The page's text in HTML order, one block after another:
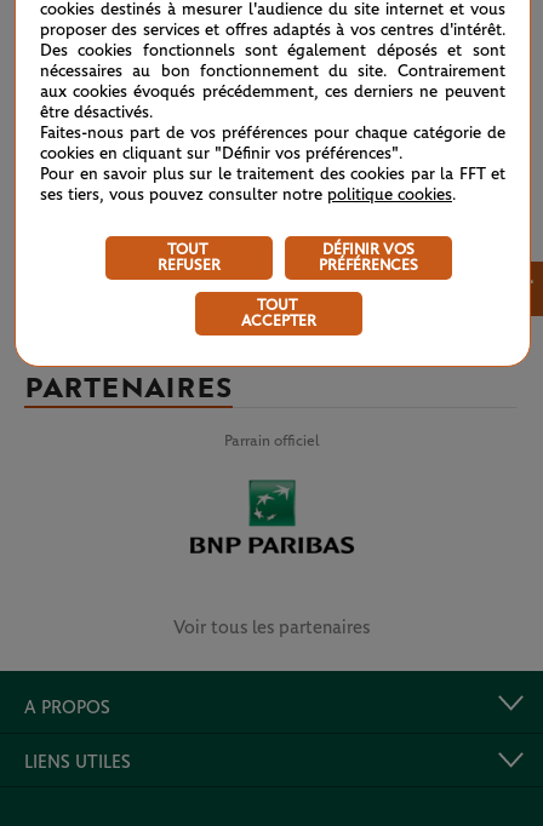
PARTENAIRES
Parrain officiel
Voir tous les partenaires
A PROPOS
LIENS UTILES
cookies destinés à mesurer l'audience du site internet et vous
proposer des services et offres adaptés à vos centres d'intérêt.
Des cookies fonctionnels sont également déposés et sont
nécessaires au bon fonctionnement du site. Contrairement
aux cookies évoqués précédemment, ces derniers ne peuvent
être désactivés.
Faites-nous part de vos préférences pour chaque catégorie de
cookies en cliquant sur "Définir vos préférences".
Pour en savoir plus sur le traitement des cookies par la FFT et
ses tiers, vous pouvez consulter notre politique cookies.
TOUT
REFUSER
DÉFINIR VOS
PRÉFÉRENCES
TOUT
ACCEPTER